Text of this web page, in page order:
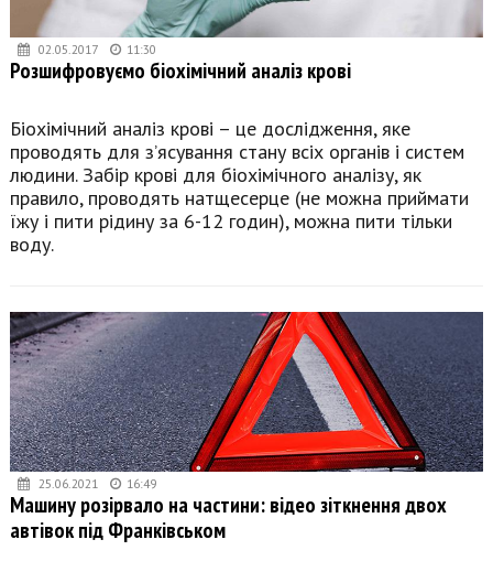
02.05.2017 11:30
Розшифровуємо біохімічний аналіз крові
Біохімічний аналіз крові – це дослідження, яке
проводять для з’ясування стану всіх органів і систем
людини. Забір крові для біохімічного аналізу, як
правило, проводять натщесерце (не можна приймати
їжу і пити рідину за 6-12 годин), можна пити тільки
воду.
25.06.2021 16:49
Машину розірвало на частини: відео зіткнення двох
автівок під Франківськом